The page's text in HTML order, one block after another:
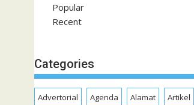
Popular
Recent
Categories
Advertorial Agenda Alamat Artikel